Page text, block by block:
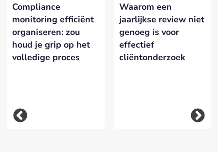
Compliance
monitoring efficiënt
organiseren: zou
houd je grip op het
volledige proces
Waarom een
jaarlijkse review niet
genoeg is voor
effectief
cliëntonderzoek